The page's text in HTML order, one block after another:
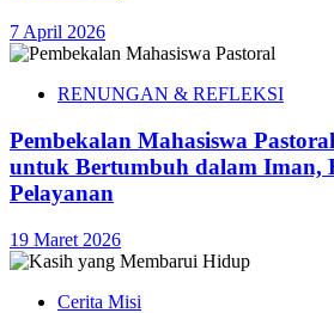
7 April 2026
RENUNGAN & REFLEKSI
Pembekalan Mahasiswa
untuk Bertumbuh dalam Iman,
Pelayanan
19 Maret 2026
Cerita Misi